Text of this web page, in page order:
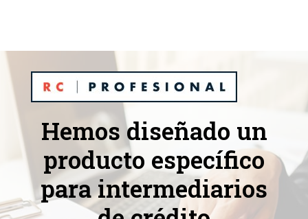
Hemos diseñado un
producto específico
para intermediarios